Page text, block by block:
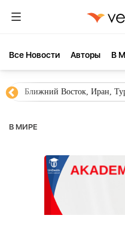
Все Новости Aвторы В
Ближний Восток, Иран,
В МИРЕ